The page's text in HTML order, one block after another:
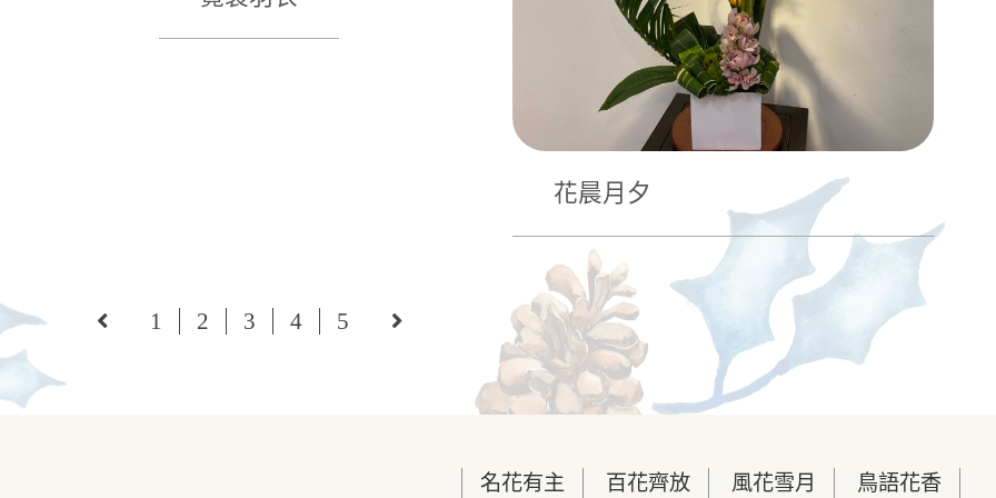
花晨月夕
1 2 3 4 5
名花有主 百花齊放 風花雪月 鳥語花香